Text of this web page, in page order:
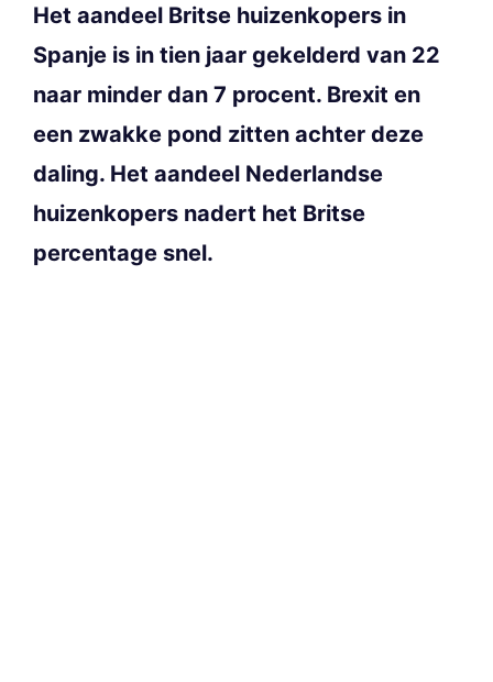
Het aandeel Britse huizenkopers in
Spanje is in tien jaar gekelderd van 22
naar minder dan 7 procent. Brexit en
een zwakke pond zitten achter deze
daling. Het aandeel Nederlandse
huizenkopers nadert het Britse
percentage snel.